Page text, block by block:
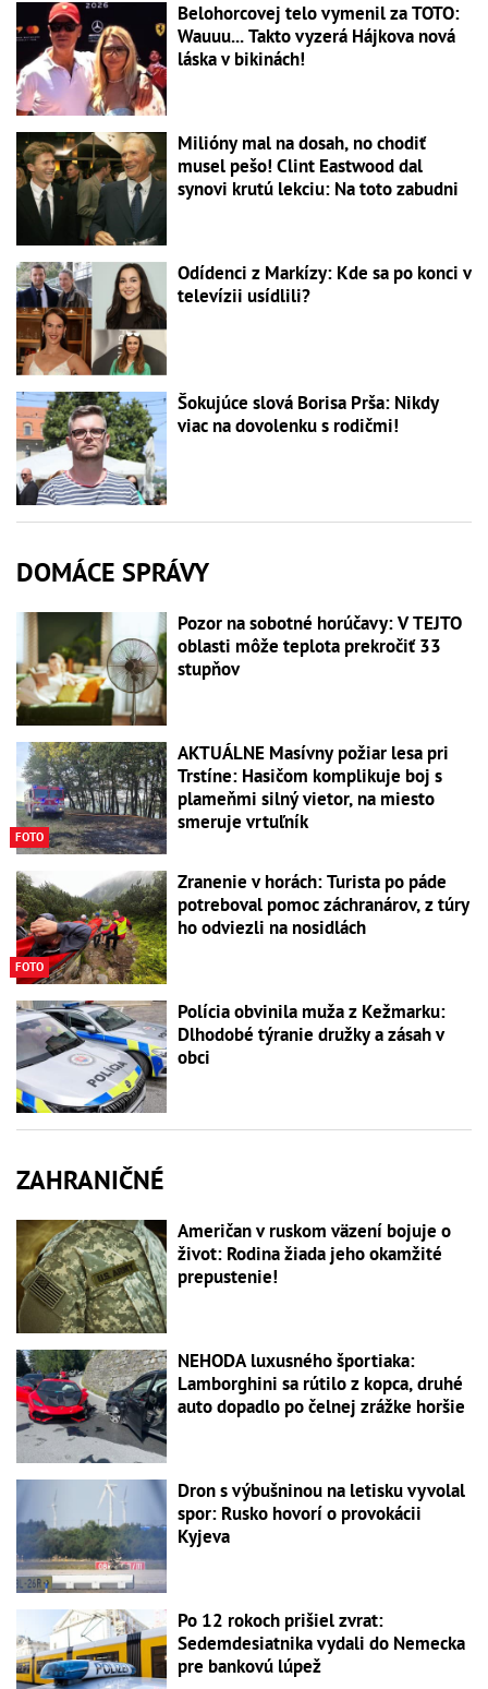
Belohorcovej telo vymenil za TOTO:
Wauuu... Takto vyzerá Hájkova nová
láska v bikinách!
Milióny mal na dosah, no chodiť
musel pešo! Clint Eastwood dal
synovi krutú lekciu: Na toto zabudni
Odídenci z Markízy: Kde sa po konci v
televízii usídlili?
Šokujúce slová Borisa Prša: Nikdy
viac na dovolenku s rodičmi!
DOMÁCE SPRÁVY
Pozor na sobotné horúčavy: V TEJTO
oblasti môže teplota prekročiť 33
stupňov
FOTO
AKTUÁLNE Masívny požiar lesa pri
Trstíne: Hasičom komplikuje boj s
plameňmi silný vietor, na miesto
smeruje vrtuľník
FOTO
Zranenie v horách: Turista po páde
potreboval pomoc záchranárov, z túry
ho odviezli na nosidlách
Polícia obvinila muža z Kežmarku:
Dlhodobé týranie družky a zásah v
obci
ZAHRANIČNÉ
Američan v ruskom väzení bojuje o
život: Rodina žiada jeho okamžité
prepustenie!
NEHODA luxusného športiaka:
Lamborghini sa rútilo z kopca, druhé
auto dopadlo po čelnej zrážke horšie
Dron s výbušninou na letisku vyvolal
spor: Rusko hovorí o provokácii
Kyjeva
Po 12 rokoch prišiel zvrat:
Sedemdesiatnika vydali do Nemecka
pre bankovú lúpež